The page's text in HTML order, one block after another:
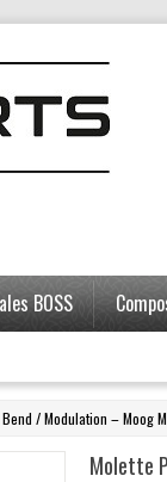
BOSS
/ Modulation – Moog
Molette